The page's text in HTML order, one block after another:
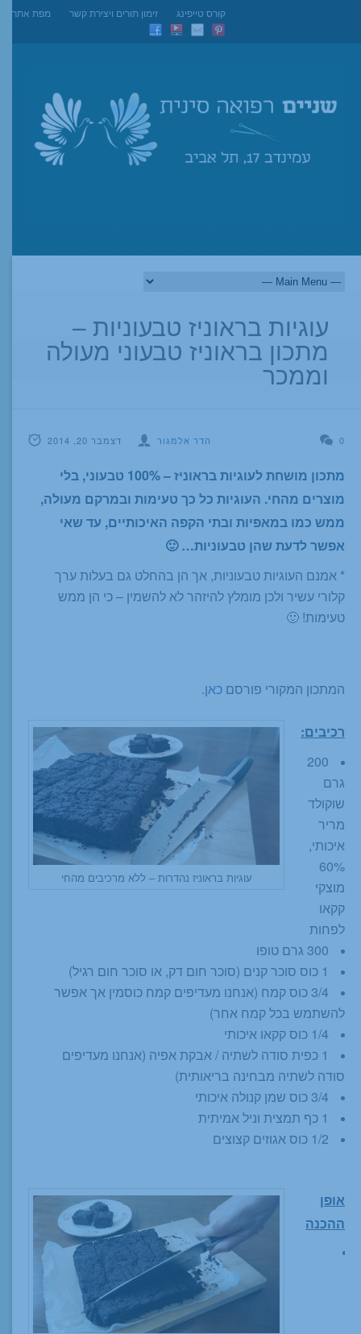
מפת אתר זימון תורים ויצירת קשר קורס טייפינג
עוגיות בראוניז טבעוניות –
מתכון בראוניז טבעוני מעולה
וממכר
דצמבר 20, 2014 הדר אלמגור 0
מתכון מושחת לעוגיות בראוניז – 100% טבעוני, בלי
מוצרים מהחי. העוגיות כל כך טעימות ובמרקם מעולה,
ממש כמו במאפיות ובתי הקפה האיכותיים, עד שאי
אפשר לדעת שהן טבעוניות… 🙂
* אמנם העוגיות טבעוניות, אך הן בהחלט גם בעלות ערך
קלורי עשיר ולכן מומלץ להיזהר לא להשמין – כי הן ממש
טעימות! 🙂
המתכון המקורי פורסם כאן.
עוגיות בראוניז נהדרות – ללא מרכיבים מהחי
רכיבים:
200
גרם
שוקולד
מריר
איכותי,
60%
מוצקי
קקאו
לפחות
300 גרם טופו
1 כוס סוכר קנים (סוכר חום דק, או סוכר חום רגיל)
3/4 כוס קמח (אנחנו מעדיפים קמח כוסמין אך אפשר
להשתמש בכל קמח אחר)
1/4 כוס קקאו איכותי
1 כפית סודה לשתיה / אבקת אפיה (אנחנו מעדיפים
סודה לשתיה מבחינה בריאותית)
3/4 כוס שמן קנולה איכותי
1 כף תמצית וניל אמיתית
1/2 כוס אגוזים קצוצים
אופן
ההכנה